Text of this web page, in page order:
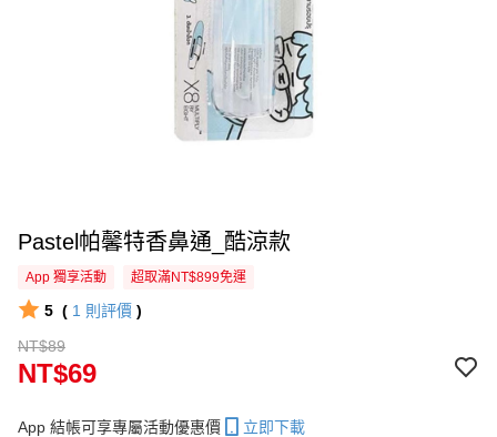
Pastel帕馨特香鼻通_酷涼款
App 獨享活動 超取滿NT$899免運
5 ( 1 則評價 )
NT$89
NT$69
App 結帳可享專屬活動優惠價
立即下載